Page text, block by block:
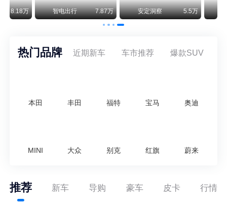
智电出行 7.87万 安定洞察 5.5万 王煊煊的爱车日记
热门品牌 近期新车 车市推荐 爆款SUV
本田 丰田 福特 宝马 奥迪
MINI 大众 别克 红旗 蔚来
推荐 新车 导购 豪车 皮卡 行情